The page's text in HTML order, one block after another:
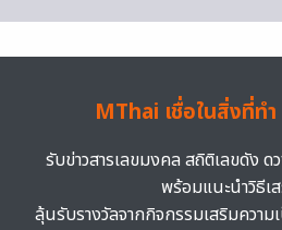
MThai เชื่อในสิ่งที่ทำ
รับข่าวสารเลขมงคล สถิติเลขดัง ด
พร้อมแนะนำวิธีเ
ลุ้นรับรางวัลจากกิจกรรมเสริมควา